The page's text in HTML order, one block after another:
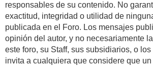
responsables de su contenido. No
exactitud, integridad o utilidad de
publicada en el Foro. Los mensajes
opinión del autor, y no necesariamente
este foro, su Staff, sus subsidiarios, o
invita a cualquiera que considere que